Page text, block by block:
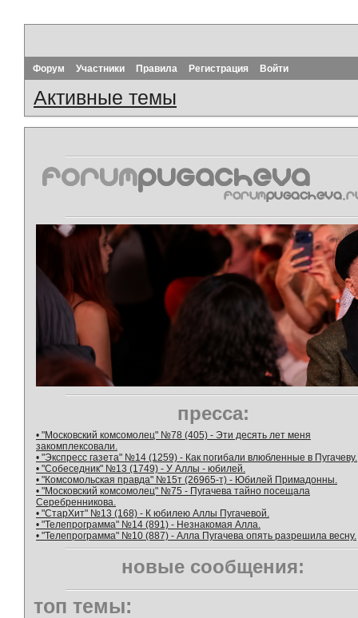
Форум Участники Правила Регистрация Войти
Активные темы
пресса:
• "Московский комсомолец" №78 (405) - Эти десять лет меня
закомплексовали.
• "Экспресс газета" №14 (1259) - Как погибали влюбленные в Пугачеву.
• "Собеседник" №13 (1749) - У Аллы - юбилей.
• "Комсомольская правда" №15т (26965-т) - Юбилей Примадонны.
• "Московский комсомолец" №75 - Пугачева тайно посещала
Серебренникова.
• "СтарХит" №13 (168) - К юбилею Аллы Пугачевой.
• "Телепрограмма" №14 (891) - Незнакомая Алла.
• "Телепрограмма" №10 (887) - Алла Пугачева опять разрешила весну.
новые сообщения:
топ темы: